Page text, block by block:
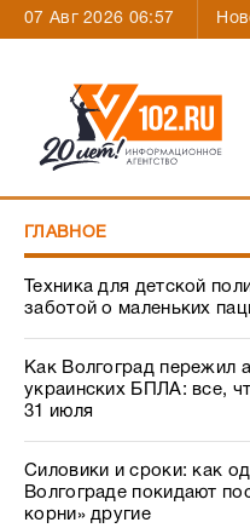
07 Авг 2026 06:57
ГЛАВНОЕ
Техника для детской
заботой о маленьких
Как Волгоград пережил
украинских БПЛА: все,
31 июля
Силовики и сроки: как
Волгограде покидают
корни» другие